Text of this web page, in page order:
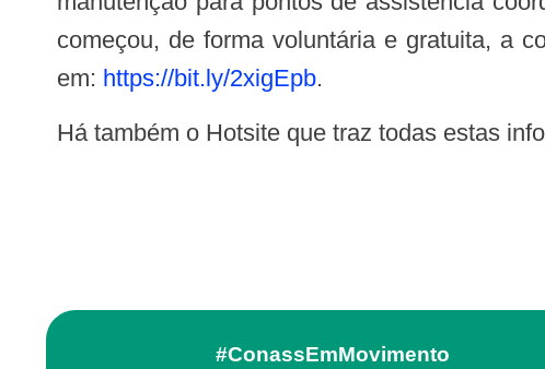
começou, de forma voluntária e gratuita, a
em: https://bit.ly/2xigEpb.
Há também o Hotsite que traz todas estas
#ConassEmMovimento